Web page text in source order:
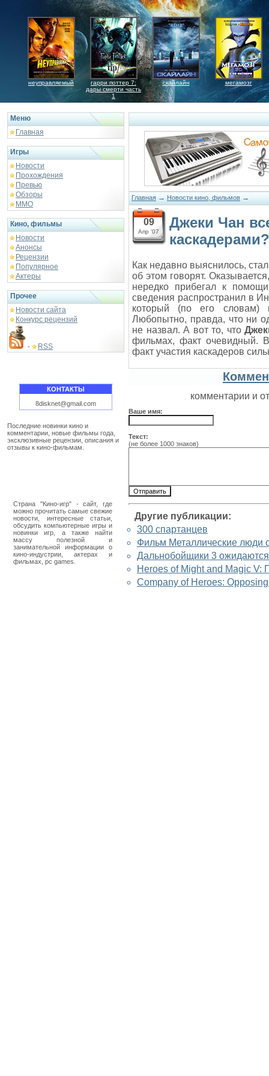
неуправляемый
гарри поттер 7:
дары смерти часть
1
скайлайн мегамозг
Меню
Главная
Игры
Новости
Прохождения
Превью
Обзоры
ММО
Кино, фильмы
Новости
Анонсы
Рецензии
Популярное
Актеры
Прочее
Новости сайта
Конкурс рецензий
- RSS
КОНТАКТЫ
8disknet@gmail.com
Последние новинки кино и
комментарии, новые фильмы года,
эксклюзивные рецензии, описания и
отзывы к кино-фильмам.
Страна "Кино-игр" - сайт, где
можно прочитать самые свежие
новости, интересные статьи,
обсудить компьютерные игры и
новинки игр, а также найти
массу полезной и
занимательной информации о
кино-индустрии, актерах и
фильмах, pc games.
Главная → Новости кино, фильмов →
09
Апр '07
Джеки Чан
каскадерами?
Как недавно выяснилось,
об этом говорят.
нередко прибегал к
сведения распространил в
который (по его словам)
Любопытно, правда, что ни
не назвал. А вот то, что
фильмах, факт очевидный.
факт участия каскадеров
комментарии и
Ваше имя:
Текст:
(не более 1000 знаков)
Другие публикации:
300 спартанцев
Фильм Металлические люди
Дальнобойщики 3
Heroes of Might and Magic V:
Company of Heroes: